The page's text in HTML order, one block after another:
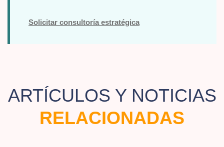
Solicitar consultoría estratégica
ARTÍCULOS Y NOTICIAS
RELACIONADAS